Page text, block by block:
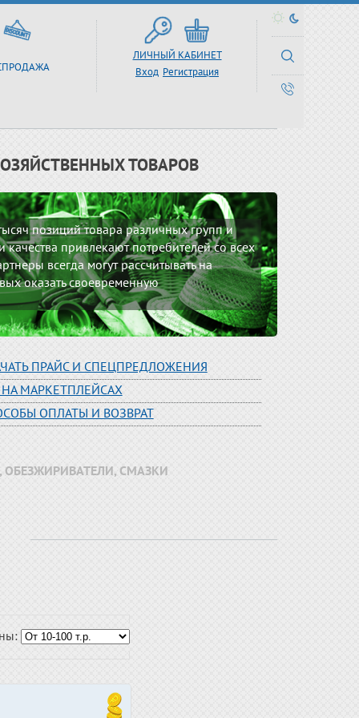
ЛИЧНЫЙ КАБИНЕТ
Вход Регистрация
ТОВАРОВ
позиций товара различных групп и
привлекают потребителей со всех
всегда могут рассчитывать на
оказать своевременную
ПРАЙС И СПЕЦПРЕДЛОЖЕНИЯ
МАРКЕТПЛЕЙСАХ
ОПЛАТЫ И ВОЗВРАТ
СМАЗКИ